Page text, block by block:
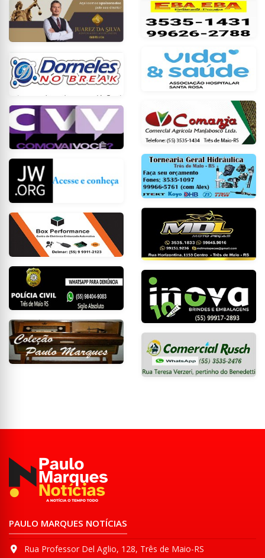
PAULO MARQUES NOTÍCIAS
Rua Professor Del Aglio, 128, Três de Maio-RS